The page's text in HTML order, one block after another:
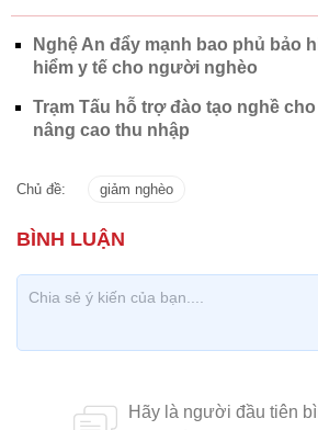
Nghệ An đẩy mạnh bao phủ bảo
hiểm y tế cho người nghèo
Trạm Tấu hỗ trợ đào tạo nghề
nâng cao thu nhập
Chủ đề: giảm nghèo